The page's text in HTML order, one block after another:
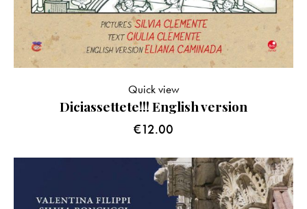
Diciassettete!!! English version
€12.00
Quick view